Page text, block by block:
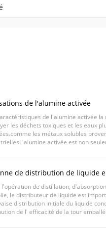
de l'alumine activée
de l'alumine activée
les déchets toxiques et les eaux
les métaux solubles
activée est non
de distribution de liquide
l'opération de distillation,
le distributeur de liquide est
distribution initiale du liquide
de l' efficacité de la tour